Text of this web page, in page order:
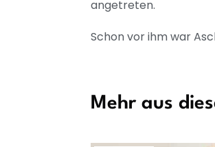
angetreten.
Schon vor ihm war
Mehr aus